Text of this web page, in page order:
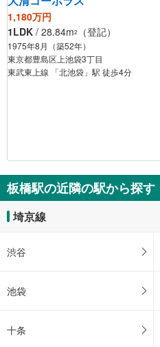
1,180万円
1LDK / 28.84m2 （登記）
1975年8月（築52年）
東京都豊島区上池袋3丁目
東武東上線 「北池袋」駅 徒歩4分
板橋駅の近隣の駅から探す
埼京線
渋谷
池袋
十条